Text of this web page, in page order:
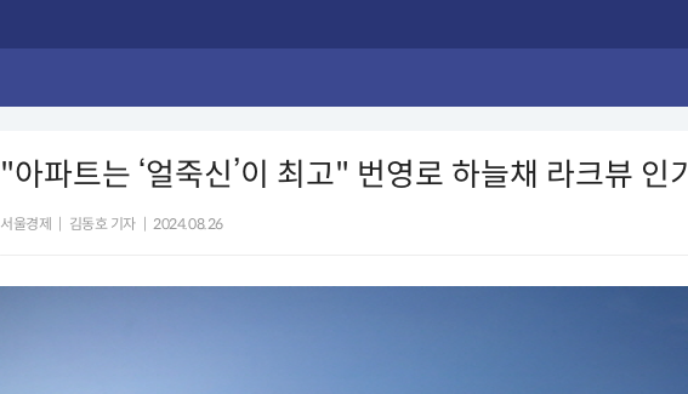
"아파트는 ‘얼죽신’이 최고" 번영로 하늘채 라크뷰 인기
서울경제 김동호 기자 2024.08.26